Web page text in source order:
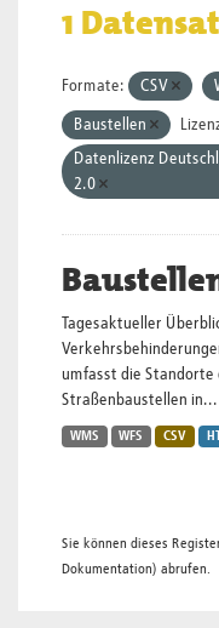
1
Formate: CSV
Baustellen
Datenlizenz
2.0
Tagesaktueller
umfasst die
Straßenbaustellen in...
WMS WFS CSV
Sie können dieses
Dokumentation) abrufen.